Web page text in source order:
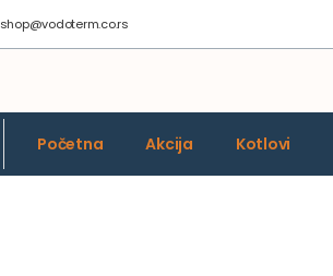
shop@vodoterm.co.rs
Početna Akcija Kotlovi